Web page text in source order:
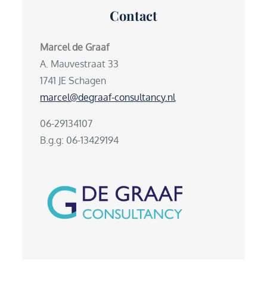
Contact
Marcel de Graaf
A. Mauvestraat 33
1741 JE Schagen
marcel@degraaf-consultancy.nl
06-29134107
B.g.g: 06-13429194